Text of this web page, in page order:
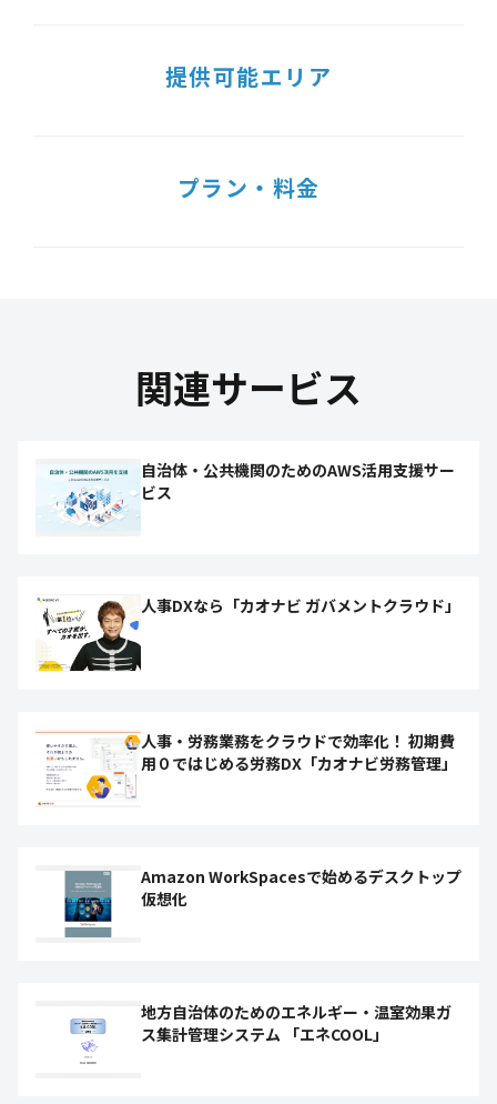
提供可能エリア
プラン・料金
関連サービス
自治体・公共機関のためのAWS活用支援サー
ビス
人事DXなら「カオナビ ガバメントクラウド」
人事・労務業務をクラウドで効率化！ 初期費
用０ではじめる労務DX「カオナビ労務管理」
Amazon WorkSpacesで始めるデスクトップ
仮想化
地方自治体のためのエネルギー・温室効果ガ
ス集計管理システム 「エネCOOL」